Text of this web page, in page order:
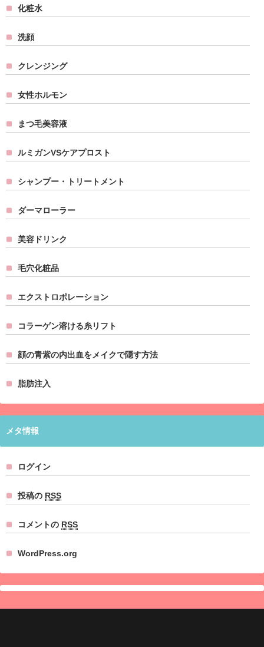
化粧水
洗顔
クレンジング
女性ホルモン
まつ毛美容液
ルミガンVSケアプロスト
シャンプー・トリートメント
ダーマローラー
美容ドリンク
毛穴化粧品
エクストロポレーション
コラーゲン溶ける糸リフト
顔の青紫の内出血をメイクで隠す方法
脂肪注入
メタ情報
ログイン
投稿の RSS
コメントの RSS
WordPress.org